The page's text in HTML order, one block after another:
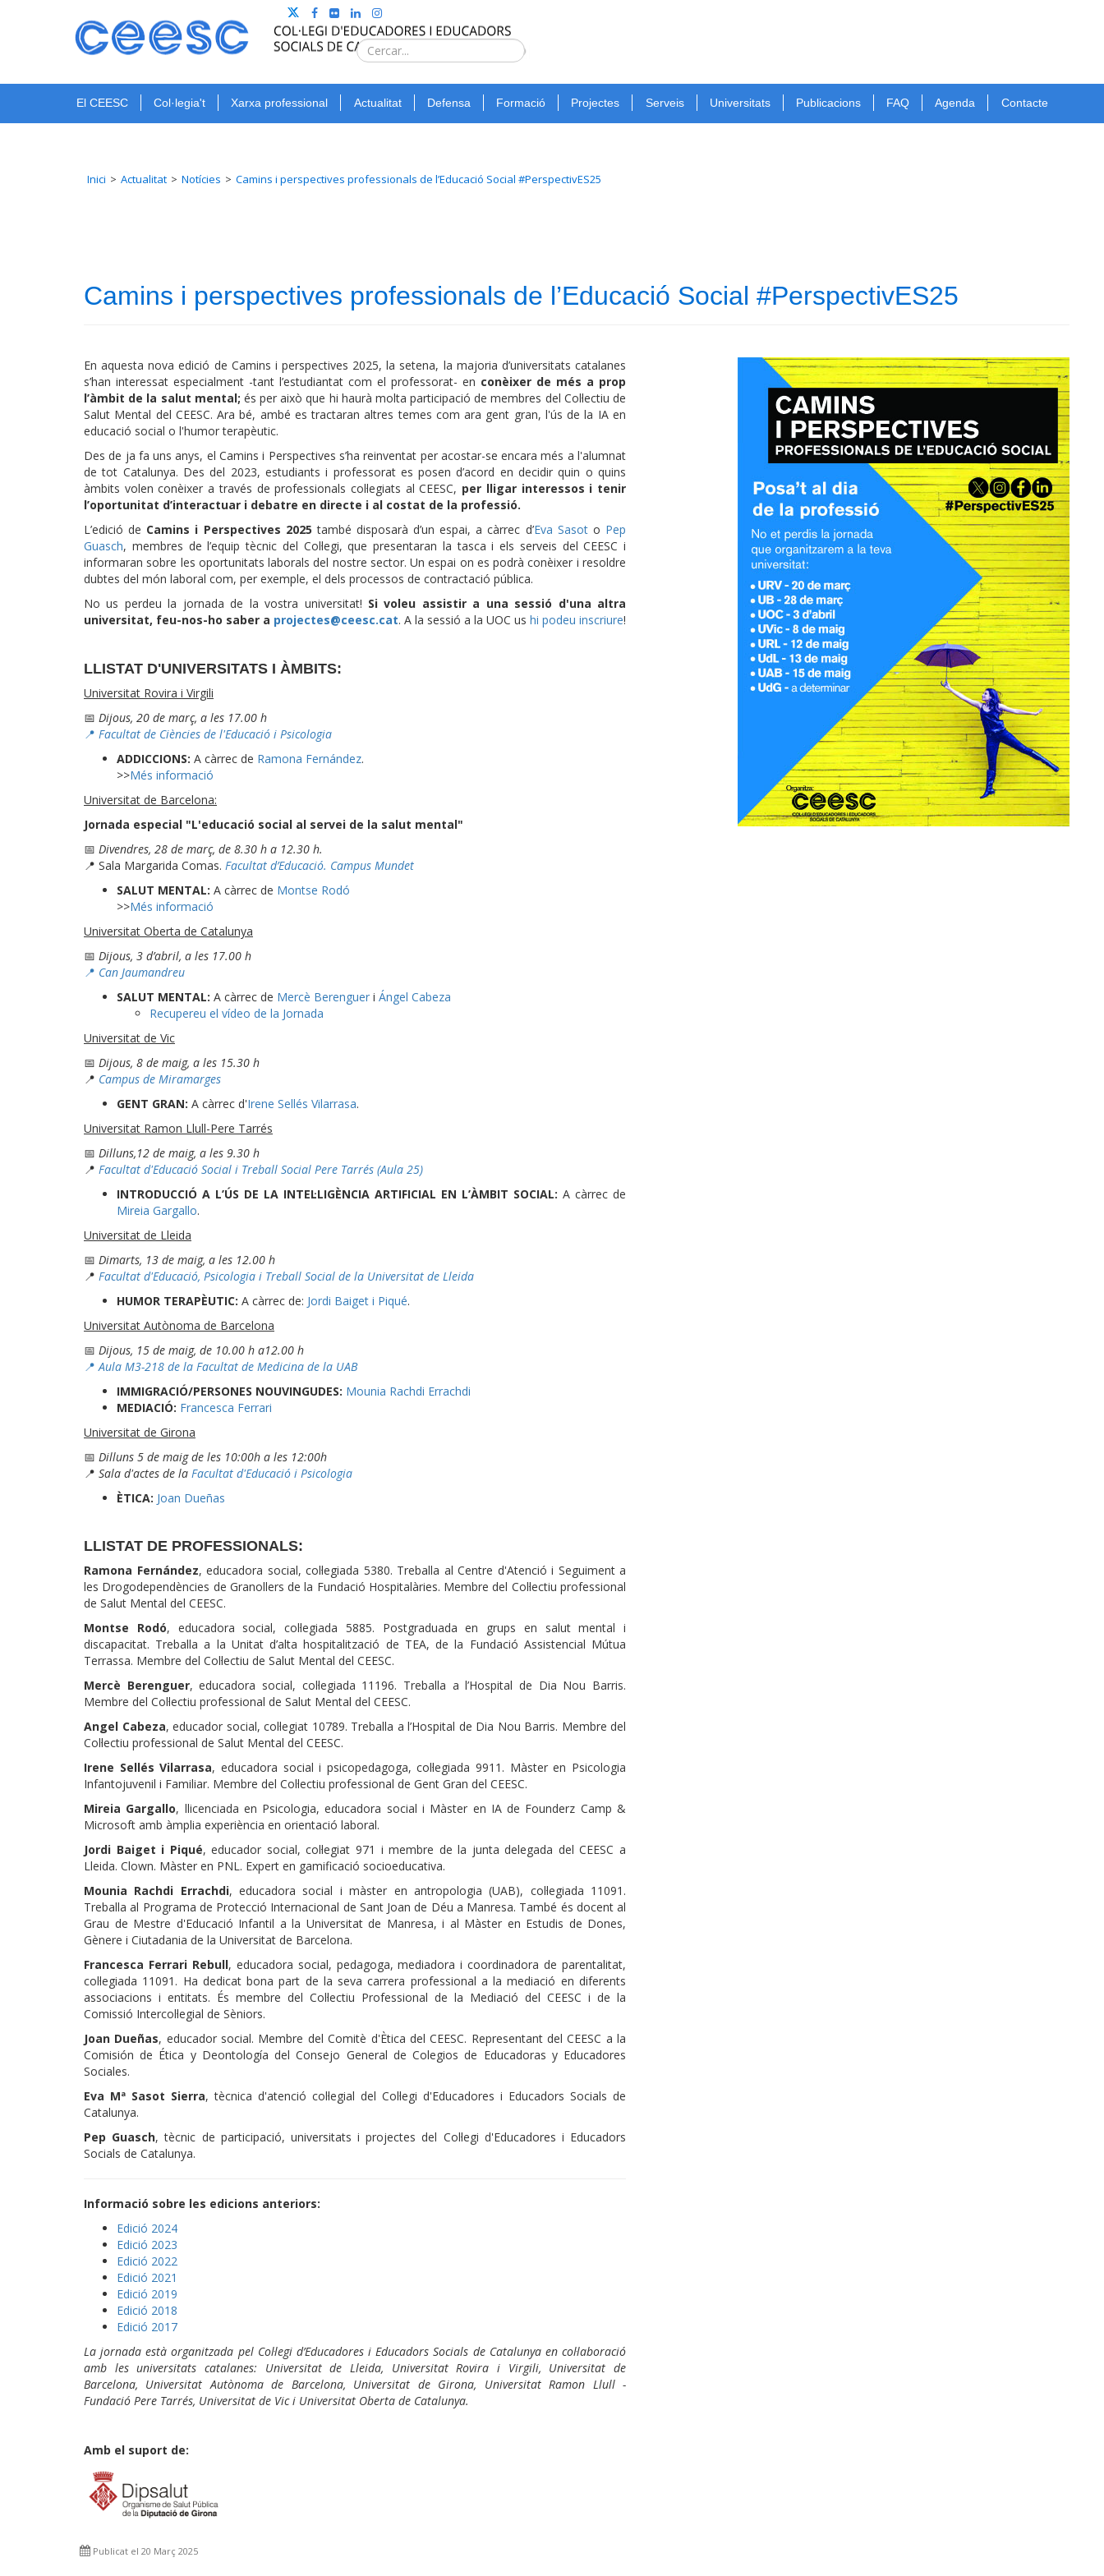
Type 2 or
for
results.
Cerca
El CEESC Col·legia't Xarxa professional Actualitat Defensa Formació Projectes Serveis Universitats Publicacions FAQ Agenda Contacte
Inici Actualitat Notícies Camins i perspectives professionals de l’Educació Social #PerspectivES25
Camins i perspectives professionals de l’Educació Social #PerspectivES25
En aquesta nova edició de Camins i perspectives 2025, la setena, la majoria d’universitats catalanes
s’han interessat especialment -tant l’estudiantat com el professorat- en conèixer de més a prop
l’àmbit de la salut mental; és per això que hi haurà molta participació de membres del Col·lectiu de
Salut Mental del CEESC. Ara bé, ambé es tractaran altres temes com ara gent gran, l'ús de la IA en
educació social o l'humor terapèutic.
Des de ja fa uns anys, el Camins i Perspectives s’ha reinventat per acostar-se encara més a l'alumnat
de tot Catalunya. Des del 2023, estudiants i professorat es posen d’acord en decidir quin o quins
àmbits volen conèixer a través de professionals col·legiats al CEESC, per lligar interessos i tenir
l’oportunitat d’interactuar i debatre en directe i al costat de la professió.
L’edició de Camins i Perspectives 2025 també disposarà d’un espai, a càrrec d’Eva Sasot o Pep
Guasch, membres de l’equip tècnic del Col·legi, que presentaran la tasca i els serveis del CEESC i
informaran sobre les oportunitats laborals del nostre sector. Un espai on es podrà conèixer i resoldre
dubtes del món laboral com, per exemple, el dels processos de contractació pública.
No us perdeu la jornada de la vostra universitat! Si voleu assistir a una sessió d'una altra
universitat, feu-nos-ho saber a projectes@ceesc.cat. A la sessió a la UOC us hi podeu inscriure!
LLISTAT D'UNIVERSITATS I ÀMBITS:
Universitat Rovira i Virgili
📅 Dijous, 20 de març, a les 17.00 h
📍 Facultat de Ciències de l'Educació i Psicologia
ADDICCIONS: A càrrec de Ramona Fernández.
>>Més informació
Universitat de Barcelona:
Jornada especial "L'educació social al servei de la salut mental"
📅 Divendres, 28 de març, de 8.30 h a 12.30 h.
📍 Sala Margarida Comas. Facultat d’Educació. Campus Mundet
SALUT MENTAL: A càrrec de Montse Rodó
>>Més informació
Universitat Oberta de Catalunya
📅 Dijous, 3 d’abril, a les 17.00 h
📍 Can Jaumandreu
SALUT MENTAL: A càrrec de Mercè Berenguer i Ángel Cabeza
Recupereu el vídeo de la Jornada
Universitat de Vic
📅 Dijous, 8 de maig, a les 15.30 h
📍 Campus de Miramarges
GENT GRAN: A càrrec d'Irene Sellés Vilarrasa.
Universitat Ramon Llull-Pere Tarrés
📅 Dilluns,12 de maig, a les 9.30 h
📍 Facultat d'Educació Social i Treball Social Pere Tarrés (Aula 25)
INTRODUCCIÓ A L’ÚS DE LA INTEL·LIGÈNCIA ARTIFICIAL EN L’ÀMBIT SOCIAL: A càrrec de
Mireia Gargallo.
Universitat de Lleida
📅 Dimarts, 13 de maig, a les 12.00 h
📍 Facultat d'Educació, Psicologia i Treball Social de la Universitat de Lleida
HUMOR TERAPÈUTIC: A càrrec de: Jordi Baiget i Piqué.
Universitat Autònoma de Barcelona
📅 Dijous, 15 de maig, de 10.00 h a12.00 h
📍Aula M3-218 de la Facultat de Medicina de la UAB
IMMIGRACIÓ/PERSONES NOUVINGUDES: Mounia Rachdi Errachdi
MEDIACIÓ: Francesca Ferrari
Universitat de Girona
📅 Dilluns 5 de maig de les 10:00h a les 12:00h
📍 Sala d'actes de la Facultat d'Educació i Psicologia
ÈTICA: Joan Dueñas
LLISTAT DE PROFESSIONALS:
Ramona Fernández, educadora social, col·legiada 5380. Treballa al Centre d'Atenció i Seguiment a
les Drogodependències de Granollers de la Fundació Hospitalàries. Membre del Col·lectiu professional
de Salut Mental del CEESC.
Montse Rodó, educadora social, col·legiada 5885. Postgraduada en grups en salut mental i
discapacitat. Treballa a la Unitat d’alta hospitalització de TEA, de la Fundació Assistencial Mútua
Terrassa. Membre del Col·lectiu de Salut Mental del CEESC.
Mercè Berenguer, educadora social, col·legiada 11196. Treballa a l’Hospital de Dia Nou Barris.
Membre del Col·lectiu professional de Salut Mental del CEESC.
Angel Cabeza, educador social, col·legiat 10789. Treballa a l’Hospital de Dia Nou Barris. Membre del
Col·lectiu professional de Salut Mental del CEESC.
Irene Sellés Vilarrasa, educadora social i psicopedagoga, col·legiada 9911. Màster en Psicologia
Infantojuvenil i Familiar. Membre del Col·lectiu professional de Gent Gran del CEESC.
Mireia Gargallo, llicenciada en Psicologia, educadora social i Màster en IA de Founderz Camp &
Microsoft amb àmplia experiència en orientació laboral.
Jordi Baiget i Piqué, educador social, col·legiat 971 i membre de la junta delegada del CEESC a
Lleida. Clown. Màster en PNL. Expert en gamificació socioeducativa.
Mounia Rachdi Errachdi, educadora social i màster en antropologia (UAB), col·legiada 11091.
Treballa al Programa de Protecció Internacional de Sant Joan de Déu a Manresa. També és docent al
Grau de Mestre d'Educació Infantil a la Universitat de Manresa, i al Màster en Estudis de Dones,
Gènere i Ciutadania de la Universitat de Barcelona.
Francesca Ferrari Rebull, educadora social, pedagoga, mediadora i coordinadora de parentalitat,
col·legiada 11091. Ha dedicat bona part de la seva carrera professional a la mediació en diferents
associacions i entitats. És membre del Col·lectiu Professional de la Mediació del CEESC i de la
Comissió Intercol·legial de Sèniors.
Joan Dueñas, educador social. Membre del Comitè d'Ètica del CEESC. Representant del CEESC a la
Comisión de Ética y Deontología del Consejo General de Colegios de Educadoras y Educadores
Sociales.
Eva Mª Sasot Sierra, tècnica d'atenció col·legial del Col·legi d'Educadores i Educadors Socials de
Catalunya.
Pep Guasch, tècnic de participació, universitats i projectes del Col·legi d'Educadores i Educadors
Socials de Catalunya.
Informació sobre les edicions anteriors:
Edició 2024
Edició 2023
Edició 2022
Edició 2021
Edició 2019
Edició 2018
Edició 2017
La jornada està organitzada pel Col·legi d’Educadores i Educadors Socials de Catalunya en col·laboració
amb les universitats catalanes: Universitat de Lleida, Universitat Rovira i Virgili, Universitat de
Barcelona, Universitat Autònoma de Barcelona, Universitat de Girona, Universitat Ramon Llull -
Fundació Pere Tarrés, Universitat de Vic i Universitat Oberta de Catalunya.
Amb el suport de:
Publicat el 20 Març 2025